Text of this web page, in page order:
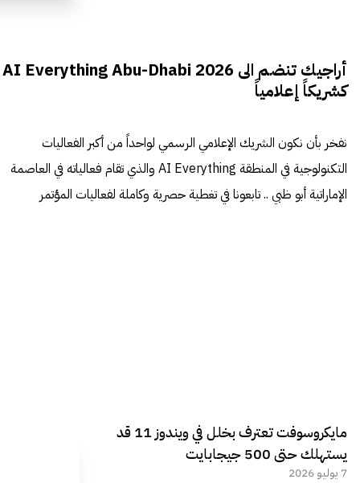
أراجيك تنضم الى AI Everything Abu-Dhabi 2026
كشريكاً إعلامياً
نفخر بأن نكون الشريك الإعلامي الرسمي لواحداً من أكبر الفعاليات
التكنولوجية في المنطقة AI Everything والذي تقام فعالياته في العاصمة
الإماراتية أبو ظبي .. تابعونا في تغطية حصرية وكاملة لفعاليات المؤتمر
مايكروسوفت تعترف بخلل في ويندوز 11 قد
يستهلك حتى 500 جيجابايت
7 يوليو 2026